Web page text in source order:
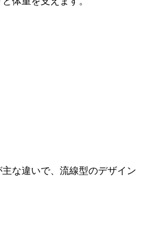
な違いで、流線型のデザイン